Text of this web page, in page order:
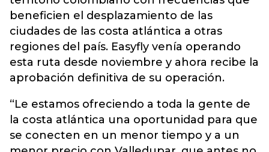
beneficien el desplazamiento de las
ciudades de las costa atlántica a otras
regiones del país. Easyfly venía operando
esta ruta desde noviembre y ahora recibe la
aprobación definitiva de su operación.
“Le estamos ofreciendo a toda la gente de
la costa atlántica una oportunidad para que
se conecten en un menor tiempo y a un